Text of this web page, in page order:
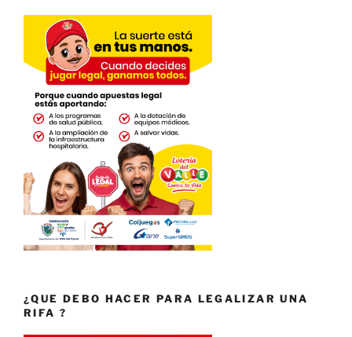
¿QUE DEBO HACER PARA LEGALIZAR UNA
RIFA ?